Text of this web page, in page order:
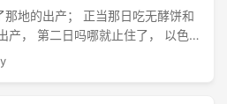
地的出产； 正当那日吃无酵饼和
产， 第二日吗哪就止住了， 以色列
，他们却吃迦南地的出产。 (约书